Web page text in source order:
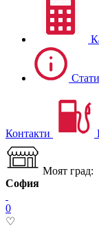
Контакти
Моят град:
София
0
♡